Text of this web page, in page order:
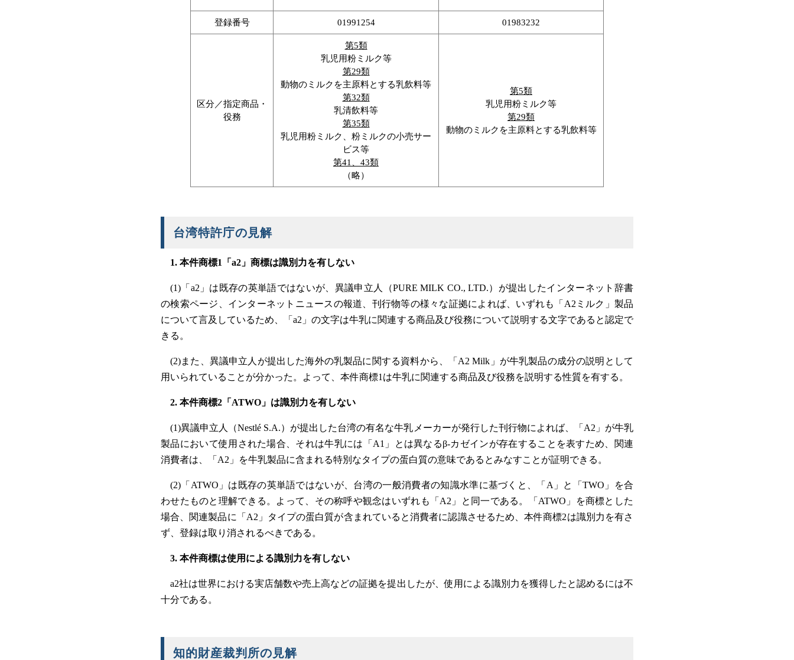
登録番号 01991254 01983232
区分／指定商品・
役務
第5類
乳児用粉ミルク等
第29類
動物のミルクを主原料とする乳飲料等
第32類
乳清飲料等
第35類
乳児用粉ミルク、粉ミルクの小売サー
ビス等
第41、43類
（略）
第5類
乳児用粉ミルク等
第29類
動物のミルクを主原料とする乳飲料等
台湾特許庁の見解
1. 本件商標1「a2」商標は識別力を有しない
(1)「a2」は既存の英単語ではないが、異議申立人（PURE MILK CO., LTD.）が提出したインターネット辞書
の検索ページ、インターネットニュースの報道、刊行物等の様々な証拠によれば、いずれも「A2ミルク」製品
について言及しているため、「a2」の文字は牛乳に関連する商品及び役務について説明する文字であると認定で
きる。
(2)また、異議申立人が提出した海外の乳製品に関する資料から、「A2 Milk」が牛乳製品の成分の説明として
用いられていることが分かった。よって、本件商標1は牛乳に関連する商品及び役務を説明する性質を有する。
2. 本件商標2「ATWO」は識別力を有しない
(1)異議申立人（Nestlé S.A.）が提出した台湾の有名な牛乳メーカーが発行した刊行物によれば、「A2」が牛乳
製品において使用された場合、それは牛乳には「A1」とは異なるβ-カゼインが存在することを表すため、関連
消費者は、「A2」を牛乳製品に含まれる特別なタイプの蛋白質の意味であるとみなすことが証明できる。
(2)「ATWO」は既存の英単語ではないが、台湾の一般消費者の知識水準に基づくと、「A」と「TWO」を合
わせたものと理解できる。よって、その称呼や観念はいずれも「A2」と同一である。「ATWO」を商標とした
場合、関連製品に「A2」タイプの蛋白質が含まれていると消費者に認識させるため、本件商標2は識別力を有さ
ず、登録は取り消されるべきである。
3. 本件商標は使用による識別力を有しない
a2社は世界における実店舗数や売上高などの証拠を提出したが、使用による識別力を獲得したと認めるには不
十分である。
知的財産裁判所の見解